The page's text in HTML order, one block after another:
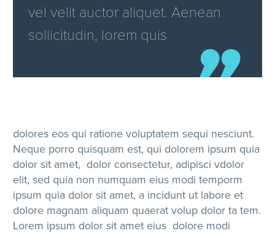
vel velit auctor aliquet. Aenean
sollicitudin, lorem quis
dolores eos qui ratione voluptatem sequi nesciunt.
Neque porro quisquam est, qui dolorem ipsum quia
dolor sit amet, dolor consectetur, adipisci vdolor
elit, sed quia non numquam eius modi temporm
ipsum quia dolor sit amet, a incidunt ut labore et
dolore magnam aliquam quaerat volup dolor ta tem.
Lorem ipsum dolor sit amet eius dolore modi